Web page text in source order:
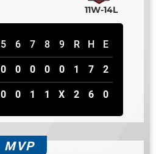
5 6 7 8 9
0 0 0 0 0
0 0 1 1 X
R H E
1 7 2
2 6 0
11W-14L
MVP